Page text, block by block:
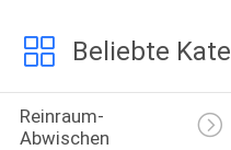
Beliebte
Reinraum-
Abwischen